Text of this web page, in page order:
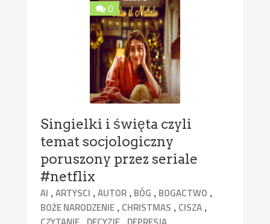
0
Singielki i święta czyli
temat socjologiczny
poruszony przez seriale
#netflix
AI ,ARTYSCI ,AUTOR , BÓG , BOGACTWO ,
BOŻE NARODZENIE , CHRISTMAS , CISZA ,